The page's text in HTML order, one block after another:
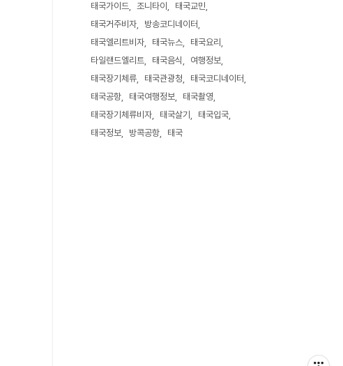
태국가이드
조니타이
태국교민
태국거주비자
방송코디네이터
태국엘리트비자
태국뉴스
태국요리
타일랜드엘리트
태국음식
여행정보
태국장기체류
태국관광청
태국코디네이터
태국공항
태국여행정보
태국촬영
태국장기체류비자
태국살기
태국입국
태국정보
방콕공항 태국